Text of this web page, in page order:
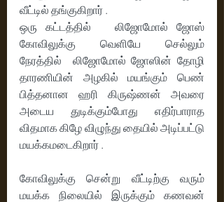
வீட்டில் தங்குகிறார் .
ஒரு கட்டத்தில்   லிஜோமோல் ஜோஸ்
கோவிலுக்கு வெளியே செல்லும்
நேரத்தில்  லிஜோமோல் ஜோஸின் தோழி
தாரணியின் அழகில் மயங்கும் பெண்
பித்தனான ஹரி கிருஷ்ணன் அவரை
அடைய துடிக்கும்போது எதிர்பாராத
விதமாக கிழே விழுந்து தையில் அடிப்பட்டு
மயக்கமடைகிறார் .
கோவிலுக்கு சென்று வீட்டிற்கு வரும்
மயக்க நிலையில் இருக்கும் கணவன்